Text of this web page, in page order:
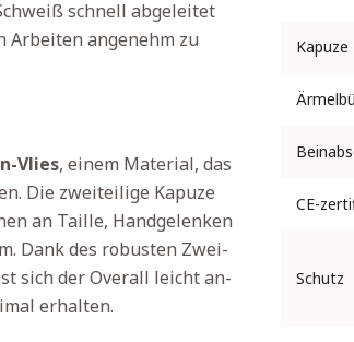
schnell abgeleitet
Arbeiten angenehm zu
Vlies, einem Material, das
Die zweiteilige Kapuze
an Taille, Handgelenken
Dank des robusten Zwei-
sich der Overall leicht an-
erhalten.
Kapuze
CE-
Schutz